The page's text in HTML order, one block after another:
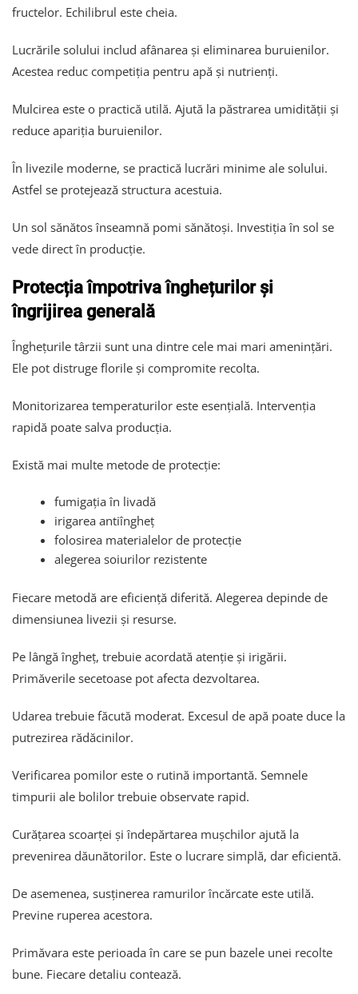
fructelor. Echilibrul este cheia.
Lucrările solului includ afânarea și eliminarea buruienilor.
Acestea reduc competiția pentru apă și nutrienți.
Mulcirea este o practică utilă. Ajută la păstrarea umidității și
reduce apariția buruienilor.
În livezile moderne, se practică lucrări minime ale solului.
Astfel se protejează structura acestuia.
Un sol sănătos înseamnă pomi sănătoși. Investiția în sol se
vede direct în producție.
Protecția împotriva înghețurilor și
îngrijirea generală
Înghețurile târzii sunt una dintre cele mai mari amenințări.
Ele pot distruge florile și compromite recolta.
Monitorizarea temperaturilor este esențială. Intervenția
rapidă poate salva producția.
Există mai multe metode de protecție:
fumigația în livadă
irigarea antiîngheț
folosirea materialelor de protecție
alegerea soiurilor rezistente
Fiecare metodă are eficiență diferită. Alegerea depinde de
dimensiunea livezii și resurse.
Pe lângă îngheț, trebuie acordată atenție și irigării.
Primăverile secetoase pot afecta dezvoltarea.
Udarea trebuie făcută moderat. Excesul de apă poate duce la
putrezirea rădăcinilor.
Verificarea pomilor este o rutină importantă. Semnele
timpurii ale bolilor trebuie observate rapid.
Curățarea scoarței și îndepărtarea mușchilor ajută la
prevenirea dăunătorilor. Este o lucrare simplă, dar eficientă.
De asemenea, susținerea ramurilor încărcate este utilă.
Previne ruperea acestora.
Primăvara este perioada în care se pun bazele unei recolte
bune. Fiecare detaliu contează.